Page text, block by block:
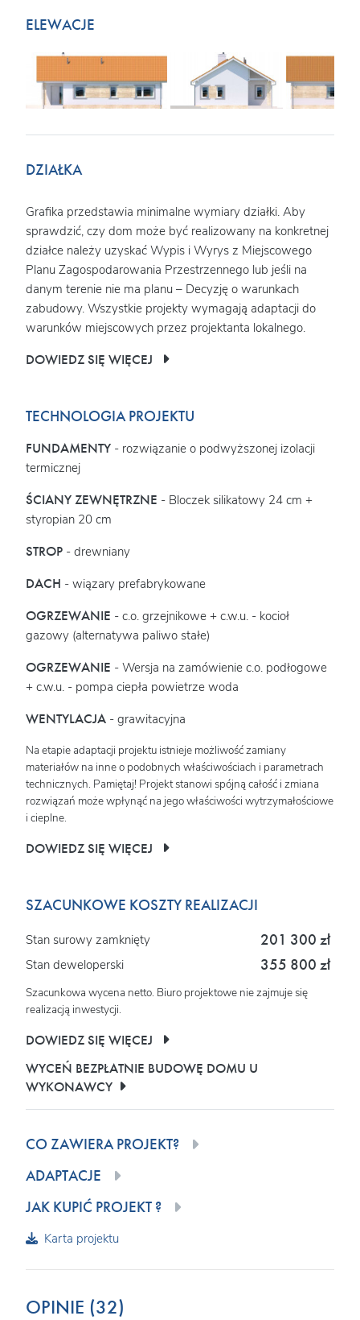
ELEWACJE
DZIAŁKA
Grafika przedstawia minimalne wymiary działki. Aby
sprawdzić, czy dom może być realizowany na konkretnej
działce należy uzyskać Wypis i Wyrys z Miejscowego
Planu Zagospodarowania Przestrzennego lub jeśli na
danym terenie nie ma planu – Decyzję o warunkach
zabudowy. Wszystkie projekty wymagają adaptacji do
warunków miejscowych przez projektanta lokalnego.
DOWIEDZ SIĘ WIĘCEJ
TECHNOLOGIA PROJEKTU
FUNDAMENTY - rozwiązanie o podwyższonej izolacji
termicznej
ŚCIANY ZEWNĘTRZNE - Bloczek silikatowy 24 cm +
styropian 20 cm
STROP - drewniany
DACH - wiązary prefabrykowane
OGRZEWANIE - c.o. grzejnikowe + c.w.u. - kocioł
gazowy (alternatywa paliwo stałe)
OGRZEWANIE - Wersja na zamówienie c.o. podłogowe
+ c.w.u. - pompa ciepła powietrze woda
WENTYLACJA - grawitacyjna
Na etapie adaptacji projektu istnieje możliwość zamiany
materiałów na inne o podobnych właściwościach i parametrach
technicznych. Pamiętaj! Projekt stanowi spójną całość i zmiana
rozwiązań może wpłynąć na jego właściwości wytrzymałościowe
i cieplne.
DOWIEDZ SIĘ WIĘCEJ
SZACUNKOWE KOSZTY REALIZACJI
Stan surowy zamknięty 201 300 zł
Stan deweloperski 355 800 zł
Szacunkowa wycena netto. Biuro projektowe nie zajmuje się
realizacją inwestycji.
DOWIEDZ SIĘ WIĘCEJ
WYCEŃ BEZPŁATNIE BUDOWĘ DOMU U
WYKONAWCY
CO ZAWIERA PROJEKT?
ADAPTACJE
JAK KUPIĆ PROJEKT ?
Karta projektu
OPINIE (32)